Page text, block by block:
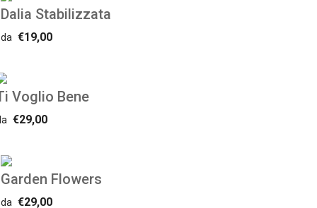
Dalia Stabilizzata
da €19,00
Voglio Bene
€29,00
Garden Flowers
da €29,00